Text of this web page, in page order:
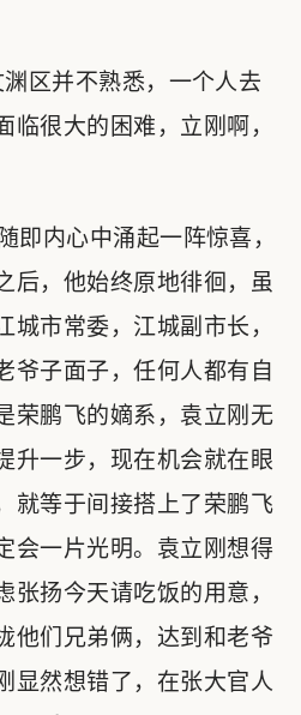
区并不熟悉，一个人去
临很大的困难，立刚啊，
内心中涌起一阵惊喜，
后，他始终原地徘徊，虽
市常委，江城副市长，
爷子面子，任何人都有自
荣鹏飞的嫡系，袁立刚无
升一步，现在机会就在眼
就等于间接搭上了荣鹏飞
会一片光明。袁立刚想得
扬今天请吃饭的用意，
他们兄弟俩，达到和老爷
显然想错了，在张大官人